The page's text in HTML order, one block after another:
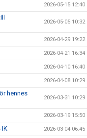
2026-05-15 12:40
2026-05-05 10:32
2026-04-29 19:22
2026-04-21 16:34
2026-04-10 16:40
2026-04-08 10:29
hennes
2026-03-31 10:29
2026-03-19 15:50
IK 2026-03-04 06:45